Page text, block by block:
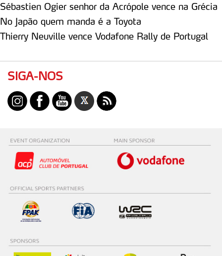
Sébastien Ogier senhor da Acrópole vence na Grécia
No Japão quem manda é a Toyota
Thierry Neuville vence Vodafone Rally de Portugal
SIGA-NOS